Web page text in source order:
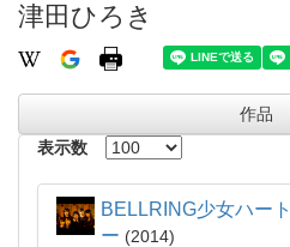
津田ひろき
作品
表示数
BELLRING少女ハー
ー
2014